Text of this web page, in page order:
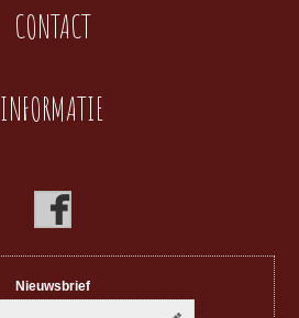
CONTACT
INFORMATIE
Nieuwsbrief